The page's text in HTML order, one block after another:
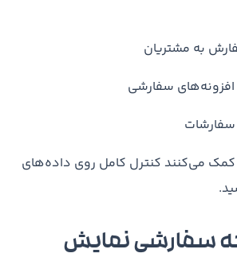
به مشتریان
سفارشی
و کمک می‌کنند کنترل کامل روی داده‌های
سفارشی نمایش